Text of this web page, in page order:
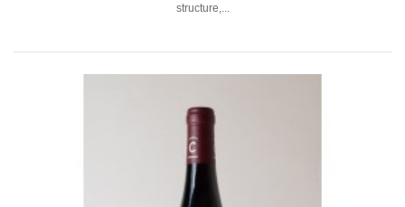
structure,...